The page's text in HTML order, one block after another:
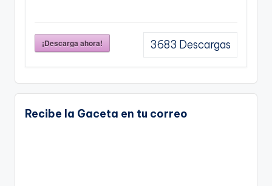
¡Descarga ahora! 3683 Descargas
Recibe la Gaceta en tu correo